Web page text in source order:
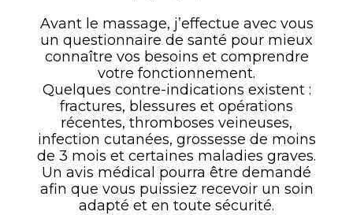
Avant le massage, j’effectue avec vous
un questionnaire de santé pour mieux
connaître vos besoins et comprendre
votre fonctionnement.
Quelques contre-indications existent :
fractures, blessures et opérations
récentes, thromboses veineuses,
infection cutanées, grossesse de moins
de 3 mois et certaines maladies graves.
Un avis médical pourra être demandé
afin que vous puissiez recevoir un soin
adapté et en toute sécurité.